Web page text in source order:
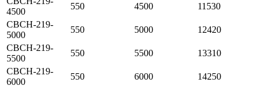
4500
550 4500
11530
СВСН-219-
5000
550 5000
12420
СВСН-219-
5500
550 5500
13310
СВСН-219-
6000
550 6000
14250